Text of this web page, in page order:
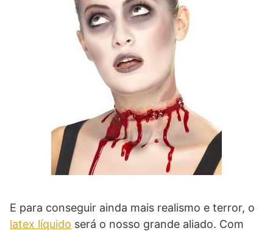
E para conseguir ainda mais realismo e terror, o
latex líquido será o nosso grande aliado. Com